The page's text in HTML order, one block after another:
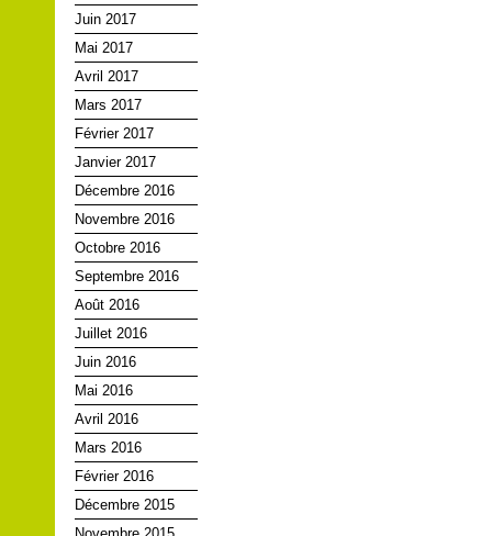
Juin 2017
Mai 2017
Avril 2017
Mars 2017
Février 2017
Janvier 2017
Décembre 2016
Novembre 2016
Octobre 2016
Septembre 2016
Août 2016
Juillet 2016
Juin 2016
Mai 2016
Avril 2016
Mars 2016
Février 2016
Décembre 2015